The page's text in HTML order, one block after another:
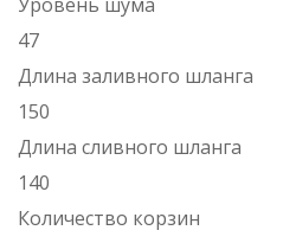
Уровень шума
47
Длина заливного шланга
150
Длина сливного шланга
140
Количество корзин